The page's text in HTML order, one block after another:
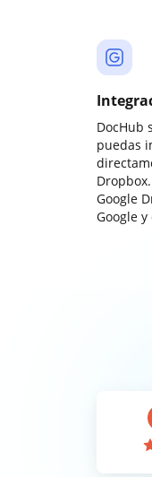
DocHub
puedas
Google
Google